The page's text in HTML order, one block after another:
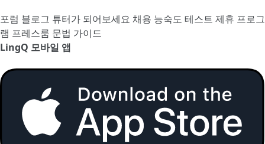
포럼 블로그 튜터가 되어보세요 채용 능숙도 테스트 제휴 프로그
램 프레스룸 문법 가이드
LingQ 모바일 앱